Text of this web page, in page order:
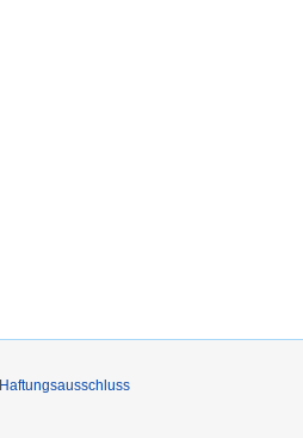
Haftungsausschluss